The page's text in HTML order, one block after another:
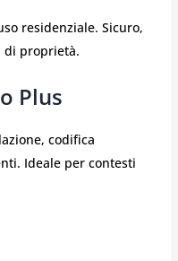
residenziale. Sicuro,
di proprietà.
Plus
codifica
Ideale per contesti